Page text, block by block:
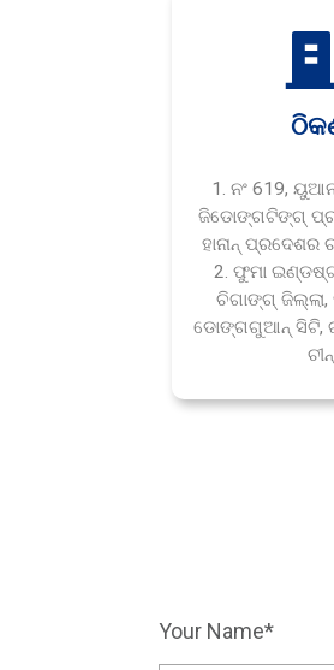
1. ନଂ 619,
ଜିଡୋଙ୍ଗଟିଙ୍ଗ୍
ହାନାନ୍ ପ୍ରଦେଶର
2. ଫୁମା
ଚିଗାଙ୍ଗ୍ ଜିଲ୍ଲା,
ଡୋଙ୍ଗଗୁଆନ୍ ସିଟି,
ଚୀନ୍
Your Name*